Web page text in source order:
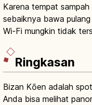
Karena tempat
sebaiknya bawa
Wi-Fi mungkin tidak
Ringkasan
Bizan Kōen adalah
Anda bisa melihat